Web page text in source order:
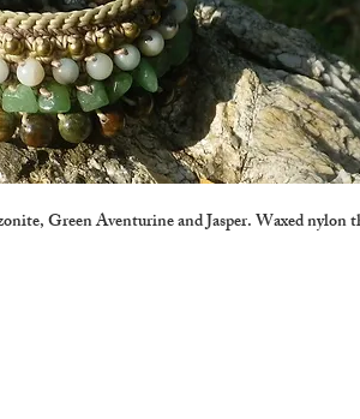
Green Aventurine and Jasper. Waxed nylon